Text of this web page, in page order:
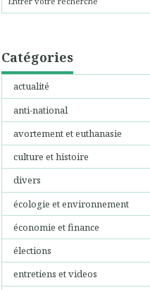
Catégories
actualité
anti-national
avortement et euthanasie
culture et histoire
divers
écologie et environnement
économie et finance
élections
entretiens et videos